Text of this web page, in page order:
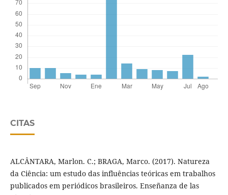
CITAS
ALCÂNTARA, Marlon. C.; BRAGA, Marco. (2017). Natureza
da Ciência: um estudo das influências teóricas em trabalhos
publicados em periódicos brasileiros. Enseñanza de las